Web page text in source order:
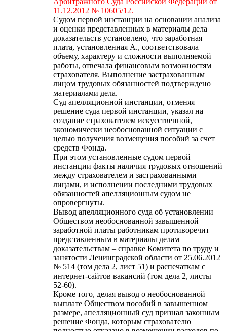
11.12.2012 № 10605/12.
Судом первой инстанции на основании анализа
и оценки представленных в материалы дела
доказательств установлено, что заработная
плата, установленная А., соответствовала
объему, характеру и сложности выполняемой
работы, отвечала финансовым возможностям
страхователя. Выполнение застрахованным
лицом трудовых обязанностей подтверждено
материалами дела.
Суд апелляционной инстанции, отменяя
решение суда первой инстанции, указал на
создание страхователем искусственной,
экономически необоснованной ситуации с
целью получения возмещения пособий за счет
средств Фонда.
При этом установленные судом первой
инстанции факты наличия трудовых отношений
между страхователем и застрахованными
лицами, и исполнении последними трудовых
обязанностей апелляционным судом не
опровергнуты.
Вывод апелляционного суда об установлении
Обществом необоснованной завышенной
заработной платы работникам противоречит
представленным в материалы делам
доказательствам – справке Комитета по труду и
занятости Ленинградской области от 25.06.2012
№ 514 (том дела 2, лист 51) и распечаткам с
интернет-сайтов вакансий (том дела 2, листы
52-60).
Кроме того, делая вывод о необоснованной
выплате Обществом пособий в завышенном
размере, апелляционный суд признал законным
решение Фонда, которым страхователю